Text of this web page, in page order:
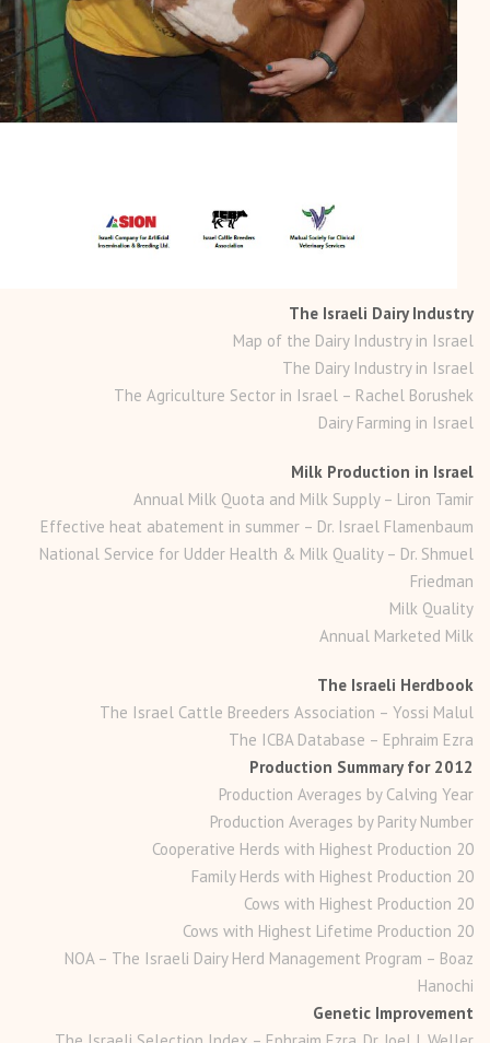
The Israeli Dairy Industry
Map of the Dairy Industry in Israel
The Dairy Industry in Israel
The Agriculture Sector in Israel – Rachel Borushek
Dairy Farming in Israel
Milk Production in Israel
Annual Milk Quota and Milk Supply – Liron Tamir
Effective heat abatement in summer – Dr. Israel Flamenbaum
National Service for Udder Health & Milk Quality – Dr. Shmuel
Friedman
Milk Quality
Annual Marketed Milk
The Israeli Herdbook
The Israel Cattle Breeders Association – Yossi Malul
The ICBA Database – Ephraim Ezra
Production Summary for 2012
Production Averages by Calving Year
Production Averages by Parity Number
20 Cooperative Herds with Highest Production
20 Family Herds with Highest Production
20 Cows with Highest Production
20 Cows with Highest Lifetime Production
NOA – The Israeli Dairy Herd Management Program – Boaz
Hanochi
Genetic Improvement